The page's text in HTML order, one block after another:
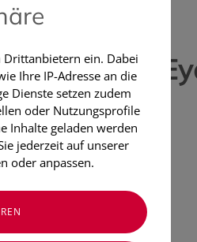
COSMETICS GMBH
Hsr/lift
Versandkosten
ein. Dabei
Ihre IP-Adresse an die
Dienste setzen zudem
oder Nutzungsprofile
Inhalte geladen werden
jederzeit auf unserer
oder anpassen.